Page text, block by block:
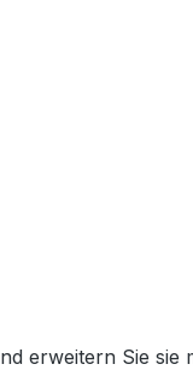
erweitern Sie sie